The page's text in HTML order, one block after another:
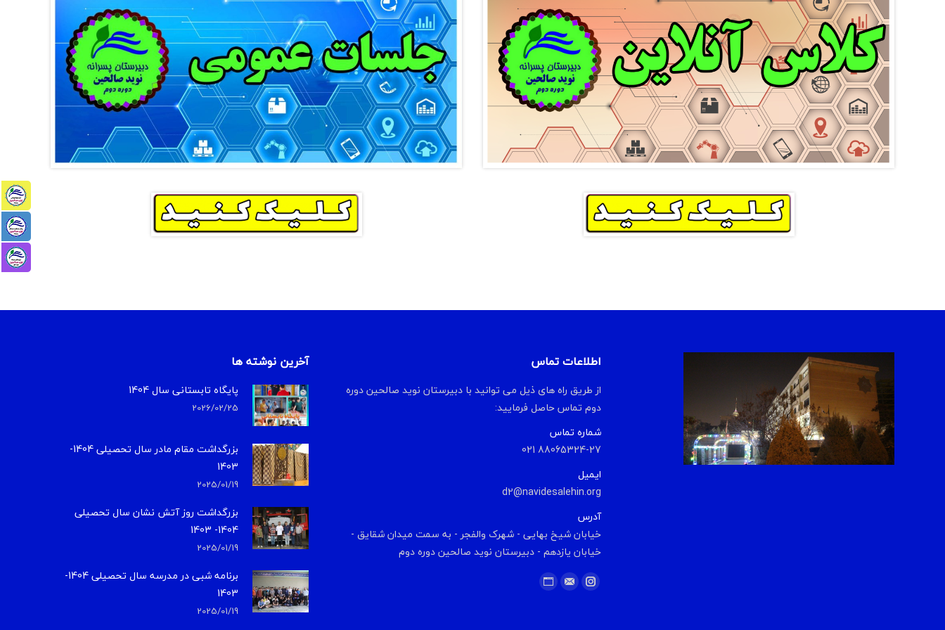
اطلاعات تماس
از طریق راه های ذیل می توانید با دبیرستان نوید صالحین دوره
دوم تماس حاصل فرمایید:
شماره تماس
88065324-27 021
ایمیل
d2@navidesalehin.org
آدرس
خیابان شیخ بهایی - شهرک والفجر - به سمت میدان شقایق -
خیابان یازدهم - دبیرستان نوید صالحین دوره دوم
Find us on:
Instagram
Mail
Website
آخرین نوشته ها
پایگاه تابستانی سال 1404
2026/02/25
بزرگداشت مقام مادر سال تحصیلی 1404-
1403
2025/01/19
بزرگداشت روز آتش نشان سال تحصیلی
1404- 1403
2025/01/19
برنامه شبی در مدرسه سال تحصیلی 1404-
1403
2025/01/19